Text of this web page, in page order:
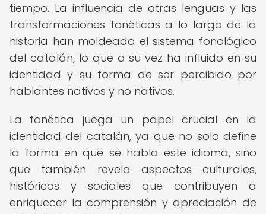
tiempo. La influencia de otras lenguas y las
transformaciones fonéticas a lo largo de la
historia han moldeado el sistema fonológico
del catalán, lo que a su vez ha influido en su
identidad y su forma de ser percibido por
hablantes nativos y no nativos.
La fonética juega un papel crucial en la
identidad del catalán, ya que no solo define
la forma en que se habla este idioma, sino
que también revela aspectos culturales,
históricos y sociales que contribuyen a
enriquecer la comprensión y apreciación de